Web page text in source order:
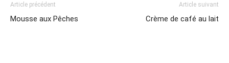
Article précédent
Mousse aux Pêches
Article suivant
Crème de café au lait